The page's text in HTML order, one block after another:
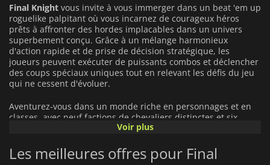
7.99€
Final Knight vous invite à vous immerger dans un beat 'em up
roguelike palpitant où vous incarnez de courageux héros
prêts à affronter des hordes implacables dans un univers
superbement conçu. Grâce à un mélange harmonieux
d'action rapide et de prise de décision stratégique, les
joueurs peuvent exécuter de puissants combos et déclencher
des coups spéciaux uniques tout en relevant les défis du jeu
qui ne cessent d'évoluer.
Aventurez-vous dans un monde riche en personnages et en
classes, avec neuf factions de chevaliers distinctes et six
backgrounds uniques. Les mécanismes stratégiques de
puissantes équipes, en utilisant les talents et les
compétences acquis au cours de leur périple pour déclencher
Voir plus
Les meilleures offres pour Final